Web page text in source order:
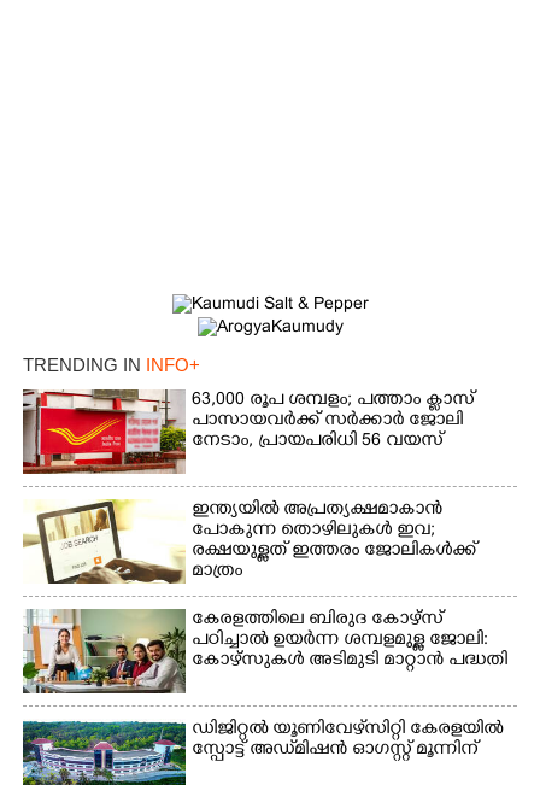
TRENDING IN INFO+
63,000 രൂപ ശമ്പളം; പത്താം ക്ലാസ്
പാസായവർക്ക് സർക്കാർ ജോലി
നേടാം, പ്രായപരിധി 56 വയസ്
ഇന്ത്യയിൽ അപ്രത്യക്ഷമാകാൻ
പോകുന്ന തൊഴിലുകൾ ഇവ;
രക്ഷയുള്ളത് ഇത്തരം ജോലികൾക്ക്
മാത്രം
കേരളത്തിലെ ബിരുദ കോഴ്സ്
പഠിച്ചാൽ ഉയർന്ന ശമ്പളമുള്ള ജോലി:​
കോഴ്സുകൾ അടിമുടി മാറ്റാൻ പദ്ധതി
ഡിജിറ്റൽ യൂണിവേഴ്‌സിറ്റി കേരളയിൽ
സ്പോ‌ട്ട് അഡ്‌മിഷൻ ഓഗസ്റ്റ് മൂന്നിന്
Share this link
Copy Link